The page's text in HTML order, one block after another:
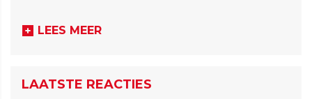
LEES MEER
LAATSTE REACTIES